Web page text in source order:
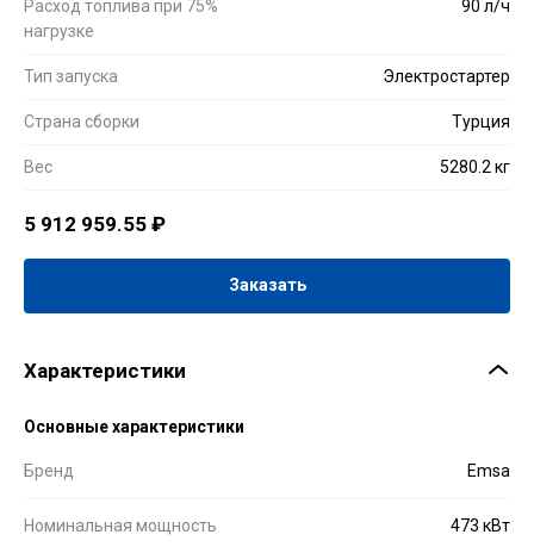
Расход топлива при 75%
нагрузке
90 л/ч
Тип запуска Электростартер
Страна сборки Турция
Вес 5280.2 кг
5 912 959.55 ₽
Заказать
Характеристики
Основные характеристики
Бренд Emsa
Номинальная мощность 473 кВт